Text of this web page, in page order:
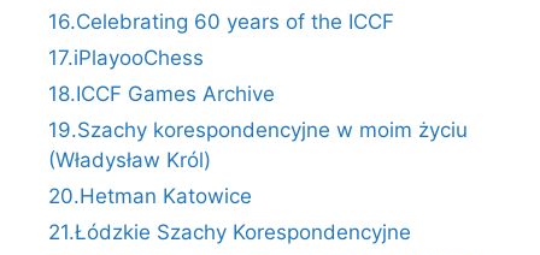
16.Celebrating 60 years of the ICCF
17.iPlayooChess
18.ICCF Games Archive
19.Szachy korespondencyjne w moim życiu
(Władysław Król)
20.Hetman Katowice
21.Łódzkie Szachy Korespondencyjne